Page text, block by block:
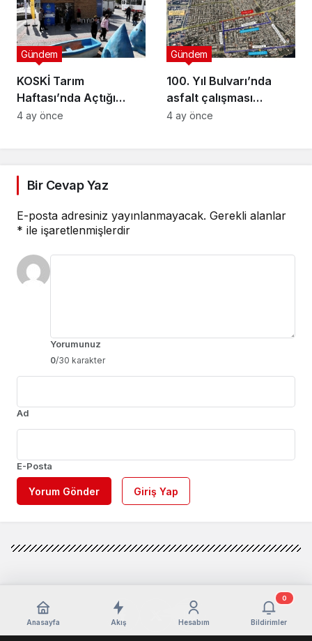
KOSKİ Tarım
Haftası’nda Açtığı
Stantta Su Tasarrufu
Gündem
4 ay önce
100. Yıl Bulvarı’nda
asfalt çalışması
gerçekleştirilecek
Gündem
4 ay önce
Bir Cevap Yaz
E-posta adresiniz yayınlanmayacak. Gerekli alanlar
* ile işaretlenmişlerdir
Yorumunuz
0/30 karakter
Ad
E-Posta
Yorum Gönder Giriş Yap
Anasayfa Akış Hesabım Bildirimler
0